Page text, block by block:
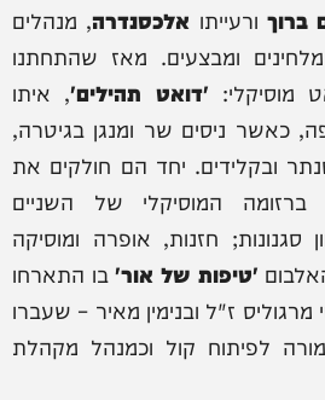
ברוך ורעייתו אלכסנדרה, מנהלים
ומבצעים. מאז שהתחתנו
מוסיקלי: 'דואט תהילים', איתו
כאשר ניסים שר ומנגן בגיטרה,
ובקלידים. יחד הם חולקים את
ברזומה המוסיקלי של השניים
סגנונות; חזנות, אופרה ומוסיקה
'טיפות של אור'בו התארחו
מרגוליס ז"ל ובנימין מאיר – שעברו
לפיתוח קול וכמנהל מקהלת